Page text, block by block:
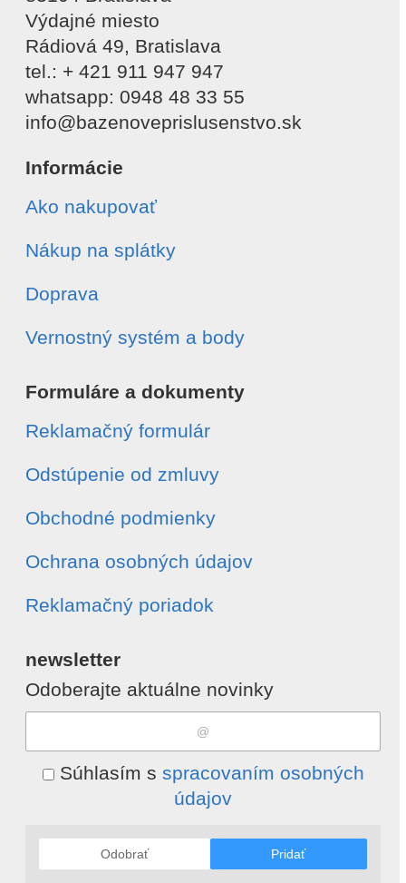
Výdajné miesto
Rádiová 49, Bratislava
tel.: + 421 911 947 947
whatsapp: 0948 48 33 55
info@bazenoveprislusenstvo.sk
Informácie
Ako nakupovať
Nákup na splátky
Doprava
Vernostný systém a body
Formuláre a dokumenty
Reklamačný formulár
Odstúpenie od zmluvy
Obchodné podmienky
Ochrana osobných údajov
Reklamačný poriadok
newsletter
Odoberajte aktuálne novinky
Súhlasím s spracovaním osobných
údajov
Odobrať Pridať